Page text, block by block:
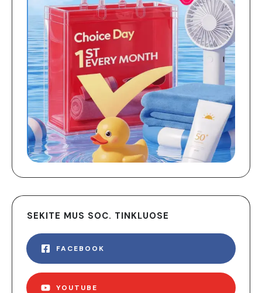
SEKITE MUS SOC. TINKLUOSE
FACEBOOK
YOUTUBE